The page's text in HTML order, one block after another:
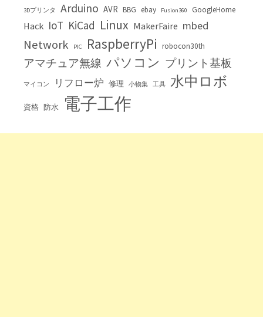
3Dプリンタ Arduino AVR BBG ebay Fusion360 GoogleHome
Hack IoT KiCad Linux MakerFaire mbed
Network PIC RaspberryPi robocon30th
アマチュア無線 パソコン プリント基板
マイコン リフロー炉 修理 小物集 工具 水中ロボ
資格 防水 電子工作